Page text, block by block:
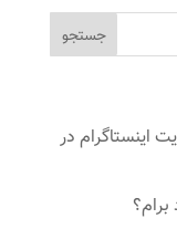
اینستاگرام در